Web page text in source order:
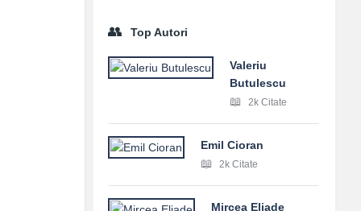
Top Autori
Valeriu
Butulescu
2k Citate
Emil Cioran
2k Citate
Mircea Eliade